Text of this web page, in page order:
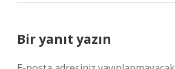
Bir yanıt yazın